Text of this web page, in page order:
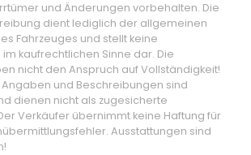
und Änderungen vorbehalten. Die
dient lediglich der allgemeinen
Fahrzeuges und stellt keine
kaufrechtlichen Sinne dar. Die
nicht den Anspruch auf Vollständigkeit!
und Beschreibungen sind
dienen nicht als zugesicherte
Verkäufer übernimmt keine Haftung für
Ausstattungen sind